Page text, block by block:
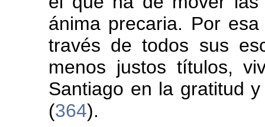
ánima precaria. Por
través de todos sus
menos justos títulos,
Santiago en la gratitud
(364).